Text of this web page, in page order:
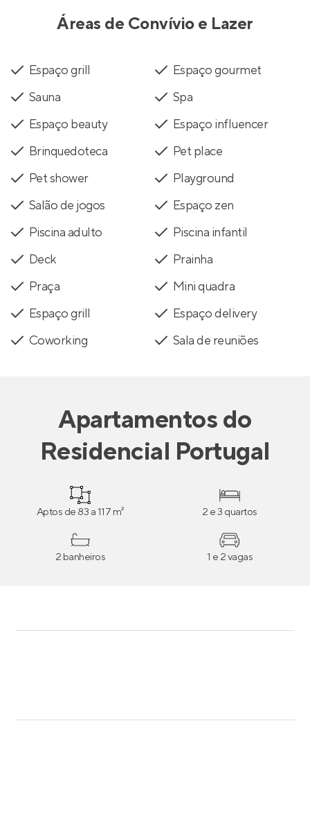
Áreas de Convívio e Lazer
Espaço grill
Espaço gourmet
Sauna
Spa
Espaço beauty
Espaço influencer
Brinquedoteca
Pet place
Pet shower
Playground
Salão de jogos
Espaço zen
Piscina adulto
Piscina infantil
Deck
Prainha
Praça
Mini quadra
Espaço grill
Espaço delivery
Coworking
Sala de reuniões
Apartamentosdo
Residencial Portugal
Aptos de 83 a 117 m² 2 e 3 quartos
2 banheiros 1 e 2 vagas